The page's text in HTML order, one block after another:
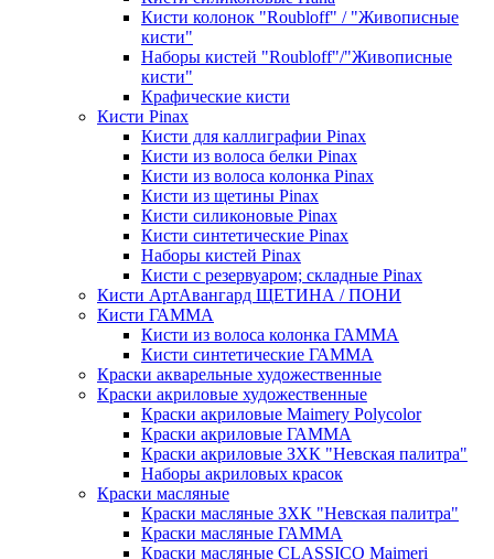
Кисти колонок "Roubloff" / "Живописные
кисти"
Наборы кистей "Roubloff"/"Живописные
кисти"
Крафические кисти
Кисти Pinax
Кисти для каллиграфии Pinax
Кисти из волоса белки Pinax
Кисти из волоса колонка Pinax
Кисти из щетины Pinax
Кисти силиконовые Pinax
Кисти синтетические Pinax
Наборы кистей Pinax
Кисти с резервуаром; складные Pinax
Кисти АртАвангард ЩЕТИНА / ПОНИ
Кисти ГАММА
Кисти из волоса колонка ГАММА
Кисти синтетические ГАММА
Краски акварельные художественные
Краски акриловые художественные
Краски акриловые Maimery Polycolor
Краски акриловые ГАММА
Краски акриловые ЗХК "Невская палитра"
Наборы акриловых красок
Краски масляные
Краски масляные ЗХК "Невская палитра"
Краски масляные ГАММА
Краски масляные CLASSICO Maimeri